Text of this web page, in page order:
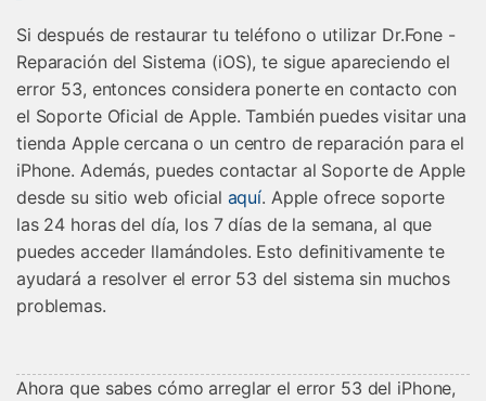
Si después de restaurar tu teléfono o utilizar Dr.Fone -
Reparación del Sistema (iOS), te sigue apareciendo el
error 53, entonces considera ponerte en contacto con
el Soporte Oficial de Apple. También puedes visitar una
tienda Apple cercana o un centro de reparación para el
iPhone. Además, puedes contactar al Soporte de Apple
desde su sitio web oficial aquí. Apple ofrece soporte
las 24 horas del día, los 7 días de la semana, al que
puedes acceder llamándoles. Esto definitivamente te
ayudará a resolver el error 53 del sistema sin muchos
problemas.
Ahora que sabes cómo arreglar el error 53 del iPhone,